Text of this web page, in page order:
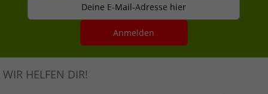
Deine E-Mail-Adresse hier
Anmelden
WIR HELFEN DIR!